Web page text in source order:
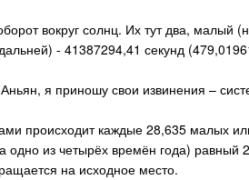
вокруг солнц. Их тут два, малый
- 41387294,41 секунд
я приношу свои извинения –
происходит каждые 28,635 малых
одно из четырёх времён года)
на исходное место.